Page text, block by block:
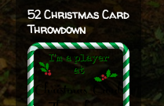
52 Christmas Card
Throwdown